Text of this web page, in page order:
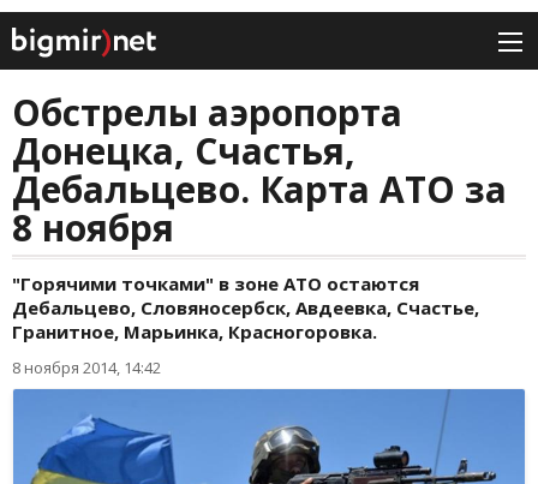
Обстрелы аэропорта
Донецка, Счастья,
Дебальцево. Карта АТО за
8 ноября
"Горячими точками" в зоне АТО остаются
Дебальцево, Словяносербск, Авдеевка, Счастье,
Гранитное, Марьинка, Красногоровка.
8 ноября 2014, 14:42